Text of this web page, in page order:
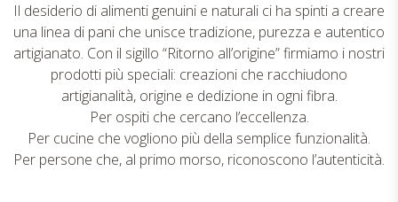
Il desiderio di alimenti genuini e naturali ci ha spinti a creare
una linea di pani che unisce tradizione, purezza e autentico
artigianato. Con il sigillo “Ritorno all’origine” firmiamo i nostri
prodotti più speciali: creazioni che racchiudono
artigianalità, origine e dedizione in ogni fibra.
Per ospiti che cercano l’eccellenza.
Per cucine che vogliono più della semplice funzionalità.
Per persone che, al primo morso, riconoscono l’autenticità.